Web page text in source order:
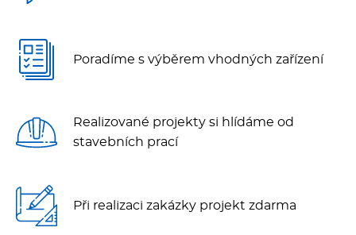
BAZAR
Poradíme s výběrem vhodných zařízení
Realizované projekty si hlídáme od
stavebních prací
Při realizaci zakázky projekt zdarma